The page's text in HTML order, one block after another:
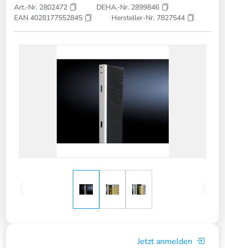
Art.-Nr. 2802472
DEHA.-Nr. 2899846
EAN 4028177552845
Hersteller-Nr. 7827544
Jetzt anmelden